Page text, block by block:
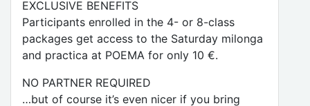
EXCLUSIVE BENEFITS
Participants enrolled in the 4- or 8-class
packages get access to the Saturday milonga
and practica at POEMA for only 10 €.
NO PARTNER REQUIRED
…but of course it’s even nicer if you bring